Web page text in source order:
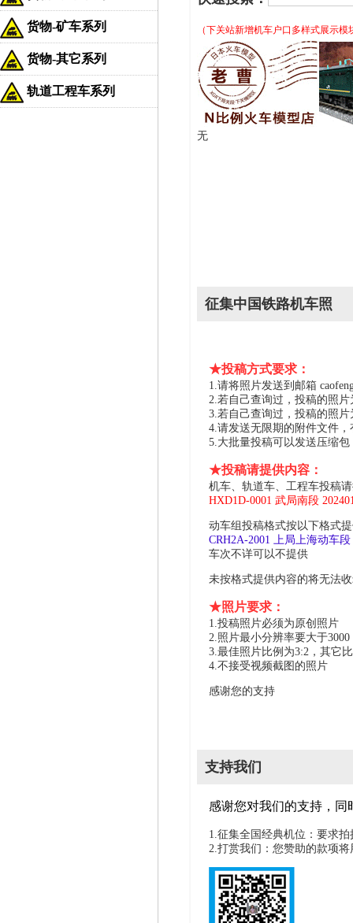
货物-矿车系列
货物-其它系列
轨道工程车系列
（下关站新增机车户口多样式展示
无
征集中国铁路机车照
★投稿方式要求：
1.请将照片发送到邮箱
2.若自己查询过，投稿的照
3.若自己查询过，投稿的照
4.请发送无限期的附件文件
5.大批量投稿可以发送压缩
★投稿请提供内容：
机车、轨道车、工程车投稿
HXD1D-0001 武局南段
动车组投稿格式按以下格式
CRH2A-2001 上局上海动车
车次不详可以不提供
未按格式提供内容的将无法
★照片要求：
1.投稿照片必须为原创照片
2.照片最小分辨率要大于
3.最佳照片比例为3:2，其它
4.不接受视频截图的照片
感谢您的支持
支持我们
感谢您对我们的支持，同
1.征集全国经典机位：要求
2.打赏我们：您赞助的款项